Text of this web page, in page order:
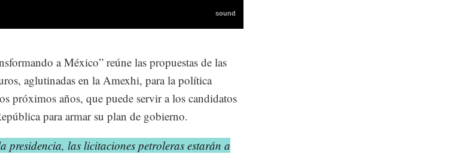
a México” reúne las propuestas de las
aglutinadas en la Amexhi, para la política
próximos años, que puede servir a los candidatos
para armar su plan de gobierno.
presidencia, las licitaciones petroleras estarán a